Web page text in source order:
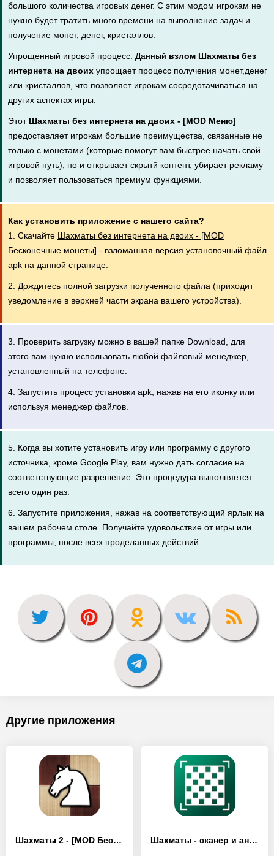
большого количества игровых денег. С этим модом игрокам не
нужно будет тратить много времени на выполнение задач и
получение монет, денег, кристаллов.
Упрощенный игровой процесс: Данный взлом Шахматы без
интернета на двоих упрощает процесс получения монет,денег
или кристаллов, что позволяет игрокам сосредотачиваться на
других аспектах игры.
Этот Шахматы без интернета на двоих - [MOD Меню]
предоставляет игрокам большие преимущества, связанные не
только с монетами (которые помогут вам быстрее начать свой
игровой путь), но и открывает скрытй контент, убирает рекламу
и позволяет пользоваться премиум функциями.
Как установить приложение с нашего сайта?
1. Скачайте Шахматы без интернета на двоих - [MOD
Бесконечные монеты] - взломанная версия установочный файл
apk на данной странице.
2. Дождитесь полной загрузки полученного файла (приходит
уведомление в верхней части экрана вашего устройства).
3. Проверить загрузку можно в вашей папке Download, для
этого вам нужно использовать любой файловый менеджер,
установленный на телефоне.
4. Запустить процесс установки apk, нажав на его иконку или
используя менеджер файлов.
5. Когда вы хотите установить игру или программу с другого
источника, кроме Google Play, вам нужно дать согласие на
соответствующие разрешение. Это процедура выполняется
всего один раз.
6. Запустите приложения, нажав на соответствующий ярлык на
вашем рабочем столе. Получайте удовольствие от игры или
программы, после всех проделанных действий.
Другие приложения
Шахматы 2 - [MOD Бесконечные монеты] Шахматы - сканер и анализ игры - [MOD Бесконечные монеты]